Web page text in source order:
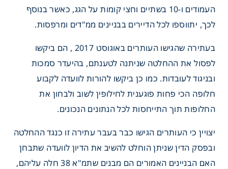
העמודים ו-10 בשתיים וחצי קומות על הגג, כאשר בנוסף
לכך, יתווספו לכל הדיירים בבניינים ממ"דים ומרפסות.
בעתירה שהגישו העותרים באוגוסט 2017 , הם ביקשו
לפסול את ההחלטה שניתנה לטענתם, בהיעדר סמכות
ובניגוד לעובדות. כמו כן ביקשו להורות לוועדה לקבוע
חלופה הכי פחות פוגענית לחילופין לשוב ולבחון את
החלופות תוך התייחסות לכל הנתונים הנכונים.
יצויין כי העותרים הגישו כבר בעבר עתירה זו כנגד ההחלטה
ובפסק הדין שניתן הוחלט להשיב את הדיון לוועדה שתבחן
האם הבניינים האמורים הם מבנים שתמ"א 38 חלה עליהם,